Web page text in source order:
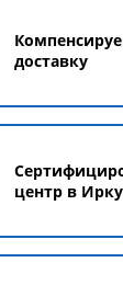
доставку
центр в